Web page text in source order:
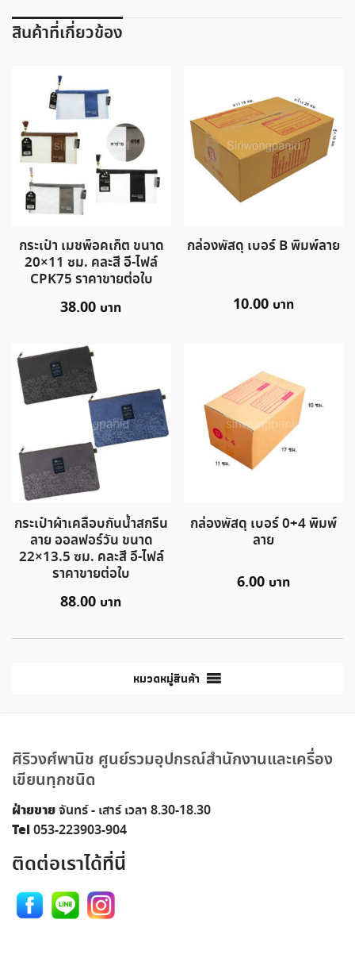
สินค้าที่เกี่ยวข้อง
กระเป๋า เมชพ็อคเก็ต ขนาด
20×11 ซม. คละสี อี-ไฟล์
CPK75 ราคาขายต่อใบ
38.00
กล่องพัสดุ เบอร์ B พิมพ์ลาย
10.00
กระเป๋าผ้าเคลือบกันน้ำสกรีน
ลาย ออลฟอร์วัน ขนาด
22×13.5 ซม. คละสี อี-ไฟล์
ราคาขายต่อใบ
88.00
กล่องพัสดุ เบอร์ 0+4 พิมพ์
ลาย
6.00
หมวดหมู่สินค้า
ศิริวงศ์พานิช ศูนย์รวมอุปกรณ์สำนักงานและเครื่อง
เขียนทุกชนิด
ฝ่ายขายจันทร์ - เสาร์ เวลา 8.30-18.30
Tel053-223903-904
ติดต่อเราได้ที่นี่